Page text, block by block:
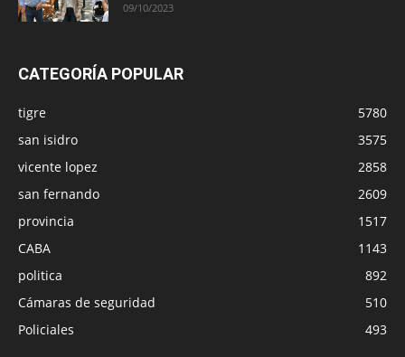
09/10/2023
CATEGORÍA POPULAR
tigre
5780
san isidro
3575
vicente lopez
2858
san fernando
2609
provincia
1517
CABA
1143
politica
892
Cámaras de seguridad
510
Policiales
493